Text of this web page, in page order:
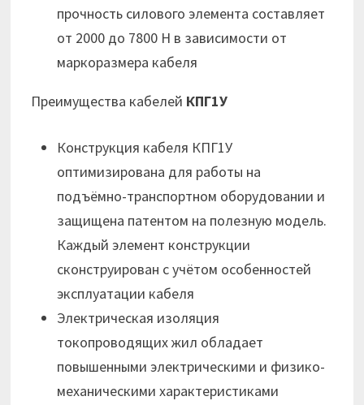
прочность силового элемента составляет
от 2000 до 7800 Н в зависимости от
маркоразмера кабеля
Преимущества кабелей КПГ1У
Конструкция кабеля КПГ1У
оптимизирована для работы на
подъёмно-транспортном оборудовании и
защищена патентом на полезную модель.
Каждый элемент конструкции
сконструирован с учётом особенностей
эксплуатации кабеля
Электрическая изоляция
токопроводящих жил обладает
повышенными электрическими и физико-
механическими характеристиками